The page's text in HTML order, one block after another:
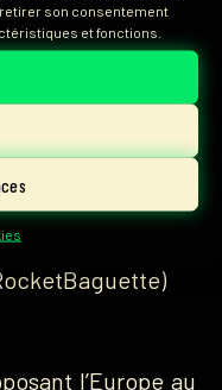
retirer son consentement
et fonctions.
peut toujours
l’Europe au